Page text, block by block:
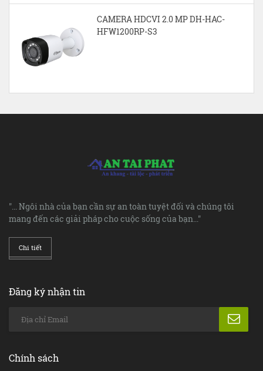
CAMERA HDCVI 2.0 MP DH-HAC-
HFW1200RP-S3
"... Ngôi nhà của bạn cần sự an toàn tuyệt đối và chúng tôi
mang đến các giải pháp cho cuộc sống của bạn..."
Chi tiết
Đăng ký nhận tin
Chính sách